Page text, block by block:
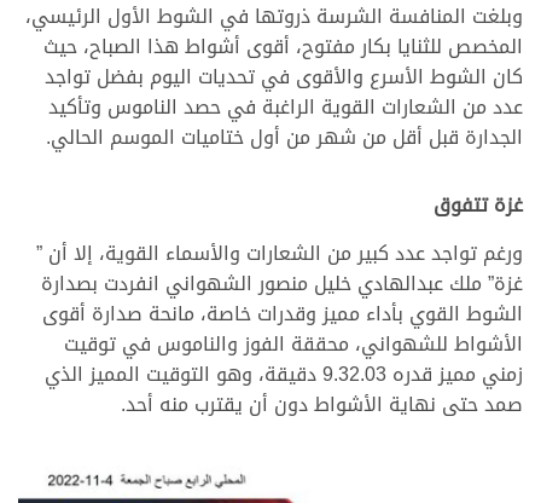
وبلغت المنافسة الشرسة ذروتها في الشوط الأول الرئيسي،
المخصص للثنايا بكار مفتوح، أقوى أشواط هذا الصباح، حيث
كان الشوط الأسرع والأقوى في تحديات اليوم بفضل تواجد
عدد من الشعارات القوية الراغبة في حصد الناموس وتأكيد
الجدارة قبل أقل من شهر من أول ختاميات الموسم الحالي.
غزة تتفوق
ورغم تواجد عدد كبير من الشعارات والأسماء القوية، إلا أن ”
غزة” ملك عبدالهادي خليل منصور الشهواني انفردت بصدارة
الشوط القوي بأداء مميز وقدرات خاصة، مانحة صدارة أقوى
الأشواط للشهواني، محققة الفوز والناموس في توقيت
زمني مميز قدره 9.32.03 دقيقة، وهو التوقيت المميز الذي
صمد حتى نهاية الأشواط دون أن يقترب منه أحد.